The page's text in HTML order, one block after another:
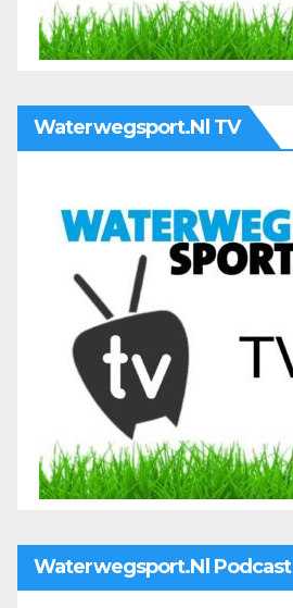
Waterwegsport.nl TV
Waterwegsport.nl Podcast